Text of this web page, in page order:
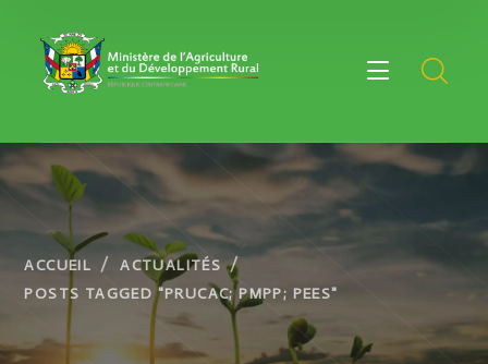
ACCUEIL
ACTUALITÉS
POSTS TAGGED "PRUCAC; PMPP; PEES"